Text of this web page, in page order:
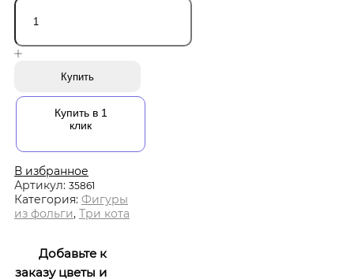
Купить
Купить в 1
клик
В избранное
Артикул: 35861
Категория: Фигуры
из фольги, Три кота
Добавьте к
заказу цветы и